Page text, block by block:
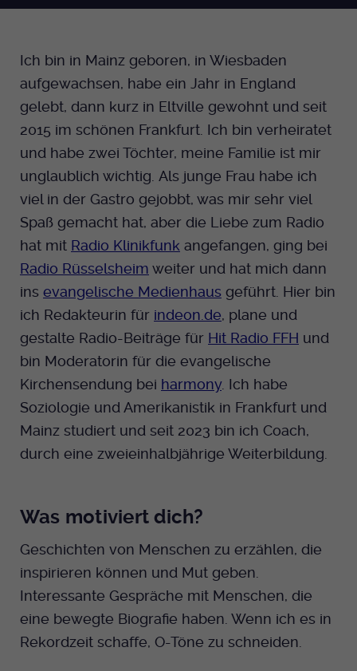
Ich bin in Mainz geboren, in Wiesbaden
aufgewachsen, habe ein Jahr in England
gelebt, dann kurz in Eltville gewohnt und seit
2015 im schönen Frankfurt. Ich bin verheiratet
und habe zwei Töchter, meine Familie ist mir
unglaublich wichtig. Als junge Frau habe ich
viel in der Gastro gejobbt, was mir sehr viel
Spaß gemacht hat, aber die Liebe zum Radio
hat mit Radio Klinikfunk angefangen, ging bei
Radio Rüsselsheim weiter und hat mich dann
ins evangelische Medienhaus geführt. Hier bin
ich Redakteurin für indeon.de, plane und
gestalte Radio-Beiträge für Hit Radio FFH und
bin Moderatorin für die evangelische
Kirchensendung bei harmony. Ich habe
Soziologie und Amerikanistik in Frankfurt und
Mainz studiert und seit 2023 bin ich Coach,
durch eine zweieinhalbjährige Weiterbildung.
Was motiviert dich?
Geschichten von Menschen zu erzählen, die
inspirieren können und Mut geben.
Interessante Gespräche mit Menschen, die
eine bewegte Biografie haben. Wenn ich es in
Rekordzeit schaffe, O-Töne zu schneiden.
Dieser Cookie wird genutzt um
bearbeiten darf.
Anbieter EKHN
Zweck
Dieser Cookie wird genutzt um
festzustellen ob ein Benutzer im TYPO3
Frontend eingelogged ist und die Seite
bearbeiten darf.
Name PHPSESSID
Anbieter EKHN
Laufzeit Ende der Sitzung
Zweck
PHP Daten Identifikator, der gesetzt wird
wenn die PHP session() Methode benutzt
Anbieter
Laufzeit Ende der Sitzung
Zweck
Notwendig zum sicheren Betrieb der
Anbieter Medienhaus der EKHN GmbH
Laufzeit 13 Monate
Zweck
Name _pk_ses.424
Anbieter Medienhaus der EKHN GmbH
Laufzeit 30 Minuten
Zweck
Zur Speicherung kurzfristiger
Informationen über den Besuch.
Anbieter Medienhaus der EKHN GmbH
Laufzeit 1 Jahr
Marketing
Reichweiten Analyse
Name _fbp
Laufzeit 3 Monate
Zweck Anzeigen / Ads
Cookie-Informationen anzeigen
Youtube
Facebook
Instagram
Twitter
Spotify